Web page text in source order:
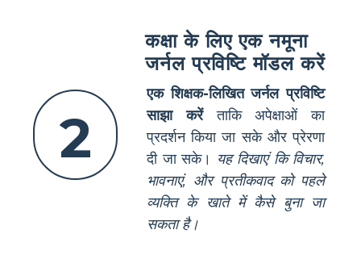
2
कक्षा के लिए एक नमूना
जर्नल प्रविष्टि मॉडल करें
एक शिक्षक-लिखित जर्नल प्रविष्टि
साझा करेंताकि अपेक्षाओं का
प्रदर्शन किया जा सके और प्रेरणा
दी जा सके। यह दिखाएं कि विचार,
भावनाएं, और प्रतीकवाद को पहले
व्यक्ति के खाते में कैसे बुना जा
सकता है।